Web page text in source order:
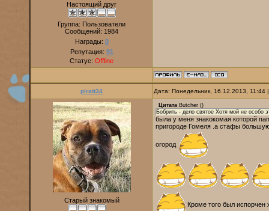
Настоящий друг
Группа: Пользователи
Сообщений: 1984
Награды: 0
Репутация: 91
Статус: Offline
piratt34 Дата: Понедельник, 16.12.2013,
Старый знакомый
Цитата Butcher ()
Бобрить - дело святое Хотя мой не особо
была у меня знакокомая которой
пригороде Гомеля .а стафы
огород
Кроме того был испорчен